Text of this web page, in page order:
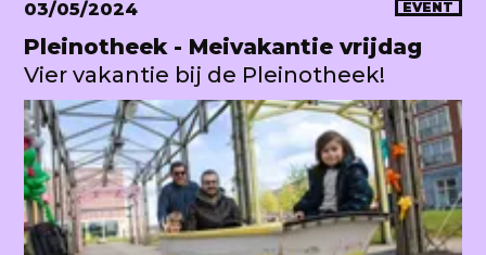
03/05/2024 EVENT
Pleinotheek - Meivakantie vrijdag
Vier vakantie bij de Pleinotheek!